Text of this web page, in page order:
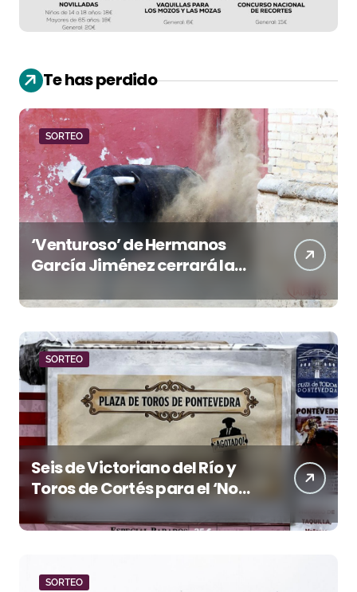
Te has perdido
SORTEO
‘Venturoso’ de Hermanos
García Jiménez cerrará la
SORTEO
Seis de Victoriano del Río y
Toros de Cortés para el ‘No
Hay Localidades’ de esta
tarde en Pontevedra
SORTEO